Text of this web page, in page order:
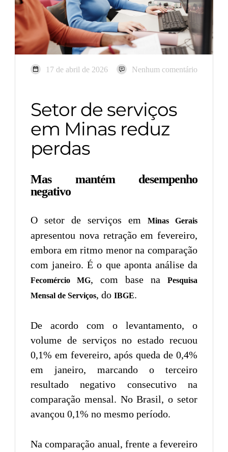
17 de abril de 2026 Nenhum comentário
Setor de serviços
em Minas reduz
perdas
Mas mantém desempenho
negativo
O setor de serviços em Minas Gerais
apresentou nova retração em fevereiro,
embora em ritmo menor na comparação
com janeiro. É o que aponta análise da
Fecomércio MG, com base na
Pesquisa
Mensal de Serviços, do IBGE.
De acordo com o levantamento, o
volume de serviços no estado recuou
0,1% em fevereiro, após queda de 0,4%
em janeiro, marcando o terceiro
resultado negativo consecutivo na
comparação mensal. No Brasil, o setor
avançou 0,1% no mesmo período.
Na comparação anual, frente a fevereiro